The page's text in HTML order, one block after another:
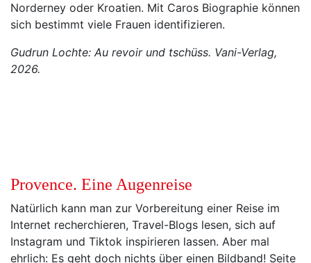
Norderney oder Kroatien. Mit Caros Biographie können
sich bestimmt viele Frauen identifizieren.
Gudrun Lochte: Au revoir und tschüss. Vani-Verlag,
2026.
Provence. Eine Augenreise
Natürlich kann man zur Vorbereitung einer Reise im
Internet recherchieren, Travel-Blogs lesen, sich auf
Instagram und Tiktok inspirieren lassen. Aber mal
ehrlich: Es geht doch nichts über einen Bildband! Seite